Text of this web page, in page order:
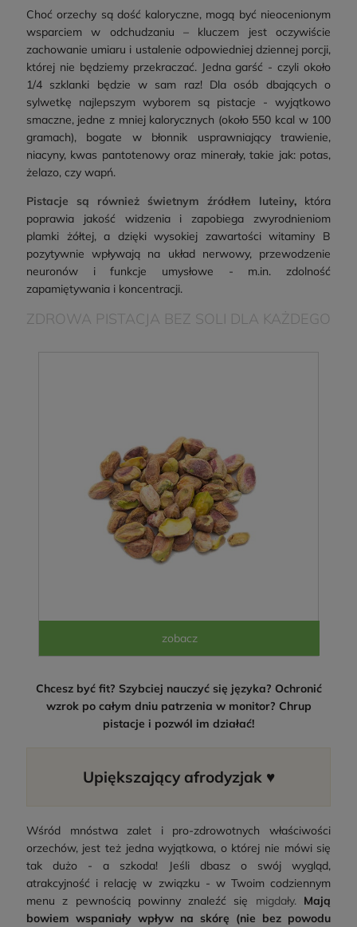
Choć orzechy są dość kaloryczne, mogą być nieocenionym
wsparciem w odchudzaniu – kluczem jest oczywiście
zachowanie umiaru i ustalenie odpowiedniej dziennej porcji,
której nie będziemy przekraczać. Jedna garść - czyli około
1/4 szklanki będzie w sam raz! Dla osób dbających o
sylwetkę najlepszym wyborem są pistacje - wyjątkowo
smaczne, jedne z mniej kalorycznych (około 550 kcal w 100
gramach), bogate w błonnik usprawniający trawienie,
niacyny, kwas pantotenowy oraz minerały, takie jak: potas,
żelazo, czy wapń.
Pistacje są również świetnym źródłem luteiny, która
poprawia jakość widzenia i zapobiega zwyrodnieniom
plamki żółtej, a dzięki wysokiej zawartości witaminy B
pozytywnie wpływają na układ nerwowy, przewodzenie
neuronów i funkcje umysłowe - m.in. zdolność
zapamiętywania i koncentracji.
ZDROWA PISTACJA BEZ SOLI DLA KAŻDEGO
Chcesz być fit? Szybciej nauczyć się języka? Ochronić
wzrok po całym dniu patrzenia w monitor? Chrup
pistacje i pozwól im działać!
Upiększający afrodyzjak ♥
Wśród mnóstwa zalet i pro-zdrowotnych właściwości
orzechów, jest też jedna wyjątkowa, o której nie mówi się
tak dużo - a szkoda! Jeśli dbasz o swój wygląd,
atrakcyjność i relację w związku - w Twoim codziennym
menu z pewnością powinny znaleźć się migdały. Mają
bowiem wspaniały wpływ na skórę (nie bez powodu